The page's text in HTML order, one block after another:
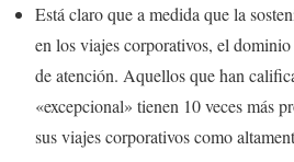
Está claro que a medida que la
en los viajes corporativos, el
de atención. Aquellos que han
«excepcional» tienen 10 veces más
sus viajes corporativos como